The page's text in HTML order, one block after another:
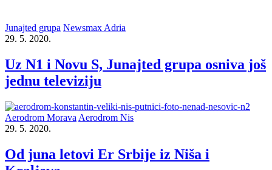
Junajted grupa Newsmax Adria
29. 5. 2020.
Uz N1 i Novu S, Junajted grupa osniva još
jednu televiziju
Aerodrom Morava Aerodrom Nis
29. 5. 2020.
Od juna letovi Er Srbije iz Niša i